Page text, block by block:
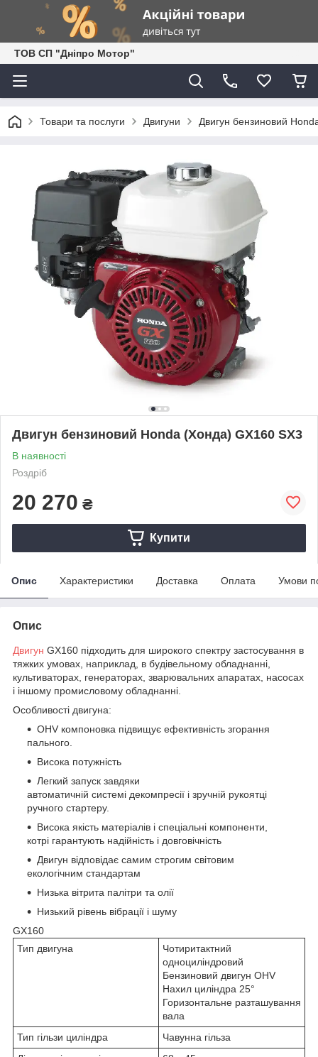
ТОВ СП "Дніпро Мотор"
Товари та послуги Двигуни Двигун бензиновий
Двигун бензиновий Honda (Хонда) GX160 SX3
В наявності
Роздріб
20 270 ₴
Купити
Опис Характеристики Доставка Оплата Умови
Опис
Двигун GX160 підходить для широкого спектру застосування в
тяжких умовах, наприклад, в будівельному обладнанні,
культиваторах, генераторах, зварювальних апаратах, насосах
і іншому промисловому обладнанні.
Особливості двигуна:
OHV компоновка підвищує ефективність згорання
пального.
Висока потужність
Легкий запуск завдяки
автоматичній системі декомпресії і зручній рукоятці
ручного стартеру.
Висока якість матеріалів і спеціальні компоненти,
котрі гарантують надійність і довговічність
Двигун відповідає самим строгим світовим
екологічним стандартам
Низька вітрита палітри та олії
Низький рівень вібрації і шуму
GX160
Тип двигуна
Чотиритактний
одноциліндровий
Бензиновий двигун OHV
Нахил циліндра 25°
Горизонтальне разташування
вала
Тип гільзи циліндра
Чавунна гільза